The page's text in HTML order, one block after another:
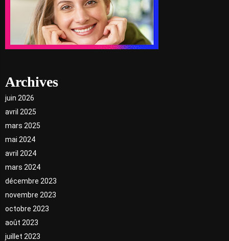
Archives
juin 2026
avril 2025
mars 2025
mai 2024
avril 2024
mars 2024
décembre 2023
novembre 2023
octobre 2023
août 2023
juillet 2023